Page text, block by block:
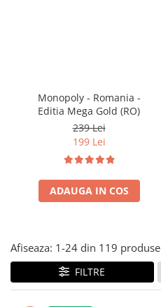
Cluedo
Jocuri cooperative
Jocuri de societate in limba
Vezi toate jocurile de societate
Monopoly - Romania -
Editia Mega Gold (RO)
239 Lei
199 Lei
ADAUGA IN COS
Afiseaza: 1-24 din 119 produse
FILTRE